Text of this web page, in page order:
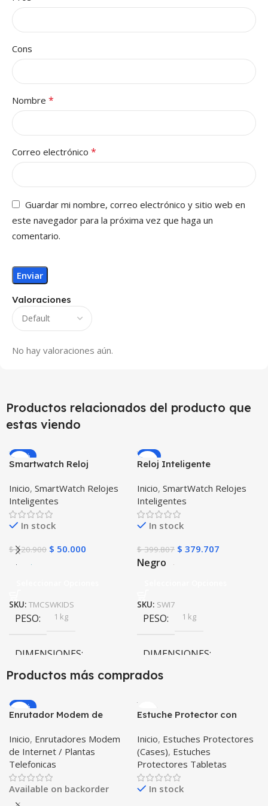
Valoraciones
No hay valoraciones aún.
Cons
Nombre *
Correo electrónico *
Guardar mi nombre, correo electrónico y sitio web en
este navegador para la próxima vez que haga un
comentario.
Productos relacionados del producto que
estas viendo
-59%
Smartwatch Reloj
GPS Ubicar Niños SOS
Inicio, SmartWatch Relojes
Inteligentes
In stock
$120.900 $ 50.000
SKU: TMCSWKIDS
PESO 1 kg
DIMENSIONES
COLOR
Negro,Azul , Verde ,Rosa
Azul Oscuro
-5%
Reloj Inteligente
Incluye Pulso y Estuche
protector – GPS
Inicio, SmartWatch Relojes
Inteligentes
In stock
$399.807 $ 379.707
Negro
SKU: SWI7
PESO 1 kg
DIMENSIONES
COLOR Negro ,Rosa
PULSO ADICIONAL
Goma , Metalizado
Productos más comprados
-20%
Enrutador Modem de
Libre Todo Operador 4G
LTE SIMCARD
Inicio, Enrutadores Modem
de Internet / Plantas
Telefonicas
Available on backorder
Estuche Protector con
Tablet Samsung Galaxy
Tab A8 10.5 2021 – 2022
SM-x200 SM-x205 Anti
golpes con soporte
Inicio, Estuches Protectores
(Cases), Estuches
Protectores Tabletas
In stock